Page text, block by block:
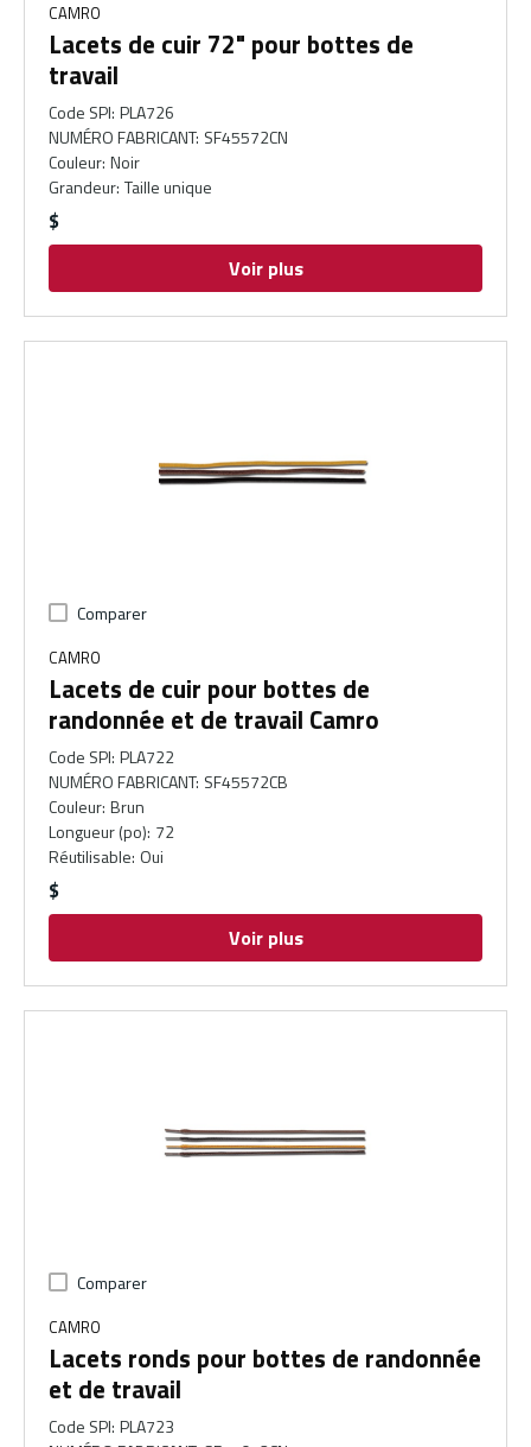
CAMRO
Lacets de cuir 72" pour bottes de
travail
Code SPI: PLA726
NUMÉRO FABRICANT: SF45572CN
Couleur: Noir
Grandeur: Taille unique
$
Voir plus
Comparer
CAMRO
Lacets de cuir pour bottes de
randonnée et de travail Camro
Code SPI: PLA722
NUMÉRO FABRICANT: SF45572CB
Couleur: Brun
Longueur (po): 72
Réutilisable: Oui
$
Voir plus
Comparer
CAMRO
Lacets ronds pour bottes de randonnée
et de travail
Code SPI: PLA723